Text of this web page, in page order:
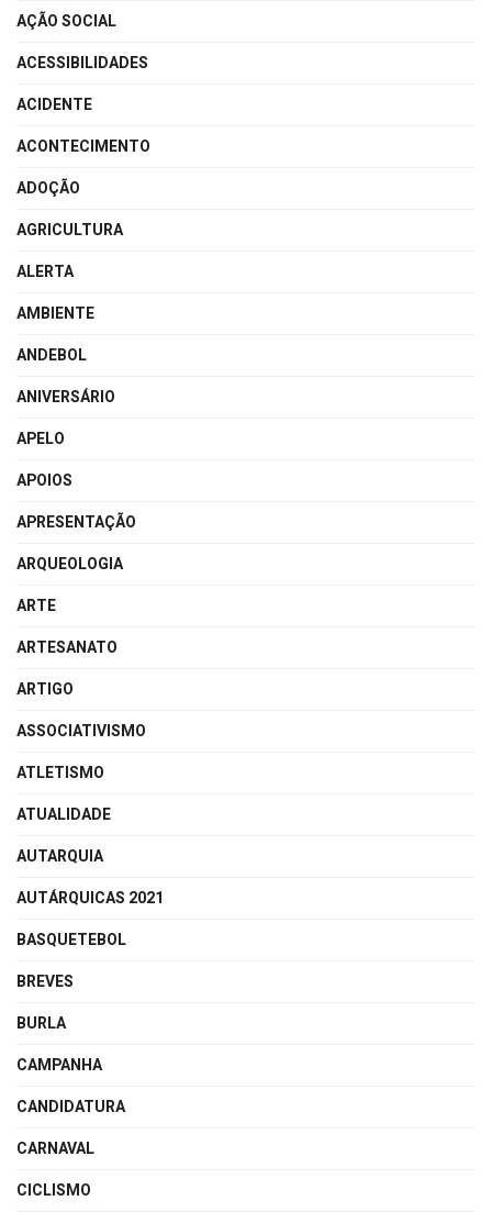
AÇÃO SOCIAL
ACESSIBILIDADES
ACIDENTE
ACONTECIMENTO
ADOÇÃO
AGRICULTURA
ALERTA
AMBIENTE
ANDEBOL
ANIVERSÁRIO
APELO
APOIOS
APRESENTAÇÃO
ARQUEOLOGIA
ARTE
ARTESANATO
ARTIGO
ASSOCIATIVISMO
ATLETISMO
ATUALIDADE
AUTARQUIA
AUTÁRQUICAS 2021
BASQUETEBOL
BREVES
BURLA
CAMPANHA
CANDIDATURA
CARNAVAL
CICLISMO